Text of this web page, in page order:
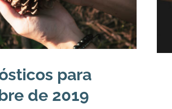
para
de 2019